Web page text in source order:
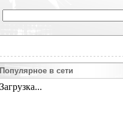
Популярное в сети